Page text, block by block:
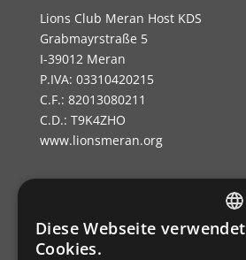
Lions Club Meran Host KDS
Grabmayrstraße 5
I-39012 Meran
P.IVA: 03310420215
C.F.: 82013080211
C.D.: T9K4ZHO
www.lionsmeran.org
IBAN:
Diese Webseite verwendet
Cookies.